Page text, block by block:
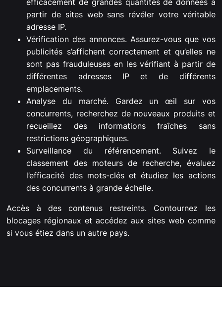
efficacement de grandes quantités de données à
partir de sites web sans révéler votre véritable
adresse IP.
Vérification des annonces. Assurez-vous que vos
publicités s’affichent correctement et qu’elles ne
sont pas frauduleuses en les vérifiant à partir de
différentes adresses IP et de différents
emplacements.
Analyse du marché. Gardez un œil sur vos
concurrents, recherchez de nouveaux produits et
recueillez des informations fraîches sans
restrictions géographiques.
Surveillance du référencement. Suivez le
classement des moteurs de recherche, évaluez
l’efficacité des mots-clés et étudiez les actions
des concurrents à grande échelle.
Accès à des contenus restreints. Contournez les
blocages régionaux et accédez aux sites web comme
si vous étiez dans un autre pays.